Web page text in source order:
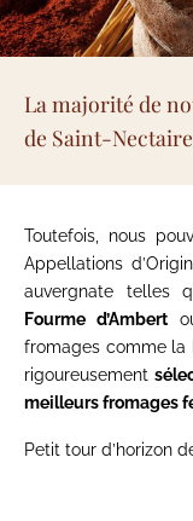
La majorité de
de Saint-
Toutefois, nous
Appellations
auvergnate telles
Fourme d’Ambert
fromages comme la
rigoureusement
meilleurs fromages
Petit tour d’horizon